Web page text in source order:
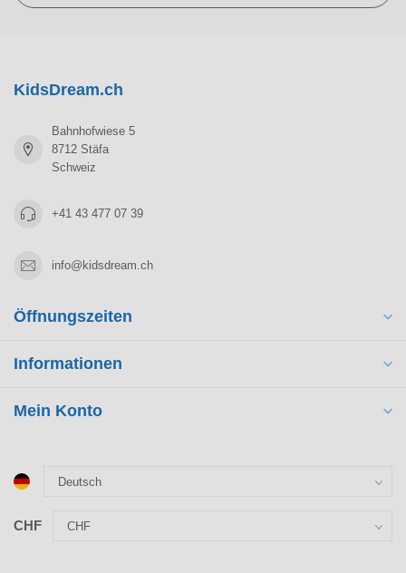
KidsDream.ch
Bahnhofwiese 5
8712 Stäfa
Schweiz
+41 43 477 07 39
info@kidsdream.ch
Öffnungszeiten
Informationen
Mein Konto
CHF